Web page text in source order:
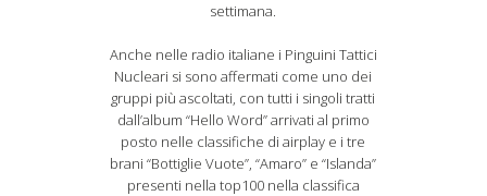
settimana.
Anche nelle radio italiane i Pinguini Tattici
Nucleari si sono affermati come uno dei
gruppi più ascoltati, con tutti i singoli tratti
dall’album “Hello Word” arrivati al primo
posto nelle classifiche di airplay e i tre
brani “Bottiglie Vuote”, “Amaro” e “Islanda”
presenti nella top100 nella classifica